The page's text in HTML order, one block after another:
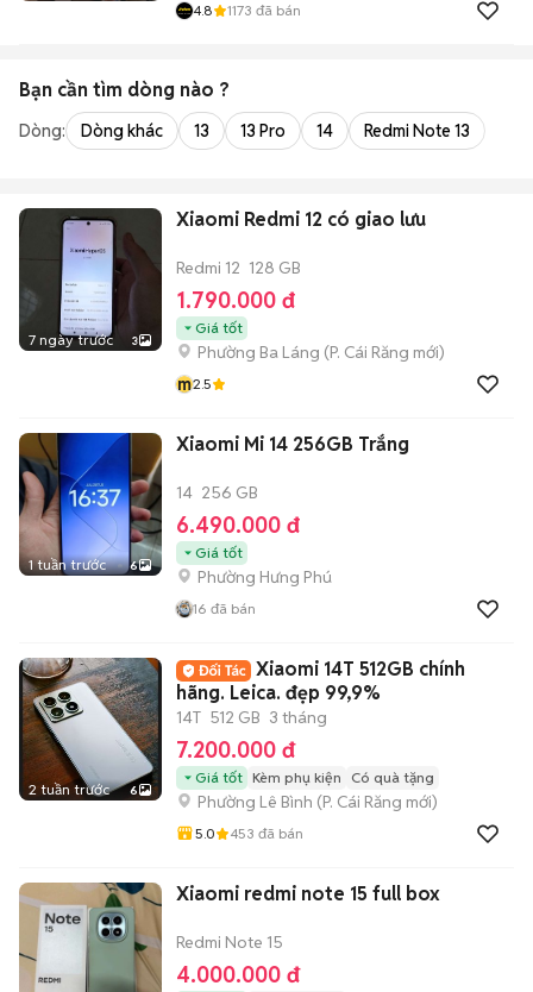
4.8 1173 đã bán
Bạn cần tìm dòng nào ?
Dòng: Dòng khác 13 13 Pro 14 Redmi Note 13
7 ngày trước 3
Xiaomi Redmi 12 có giao lưu
Redmi 12 128 GB
1.790.000 đ
Giá tốt
Phường Ba Láng (P. Cái Răng mới)
m2.5
1 tuần trước 6
Xiaomi Mi 14 256GB Trắng
14 256 GB
6.490.000 đ
Giá tốt
Phường Hưng Phú
16 đã bán
2 tuần trước 6
Xiaomi 14T 512GB chính
hãng. Leica. đẹp 99,9%
14T 512 GB 3 tháng
7.200.000 đ
Giá tốt Kèm phụ kiện Có quà tặng
Phường Lê Bình (P. Cái Răng mới)
5.0 453 đã bán
Xiaomi redmi note 15 full box
Redmi Note 15
4.000.000 đ